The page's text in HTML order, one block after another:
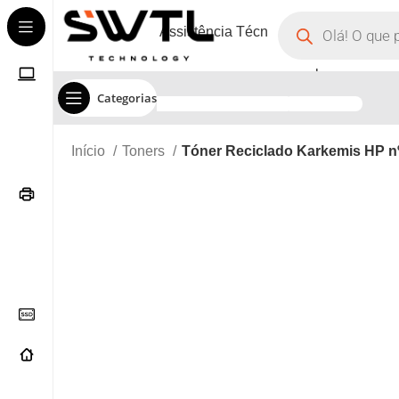
Categorias
Assistência Técnica
Início Toners Tóner Reciclado Karkemis HP